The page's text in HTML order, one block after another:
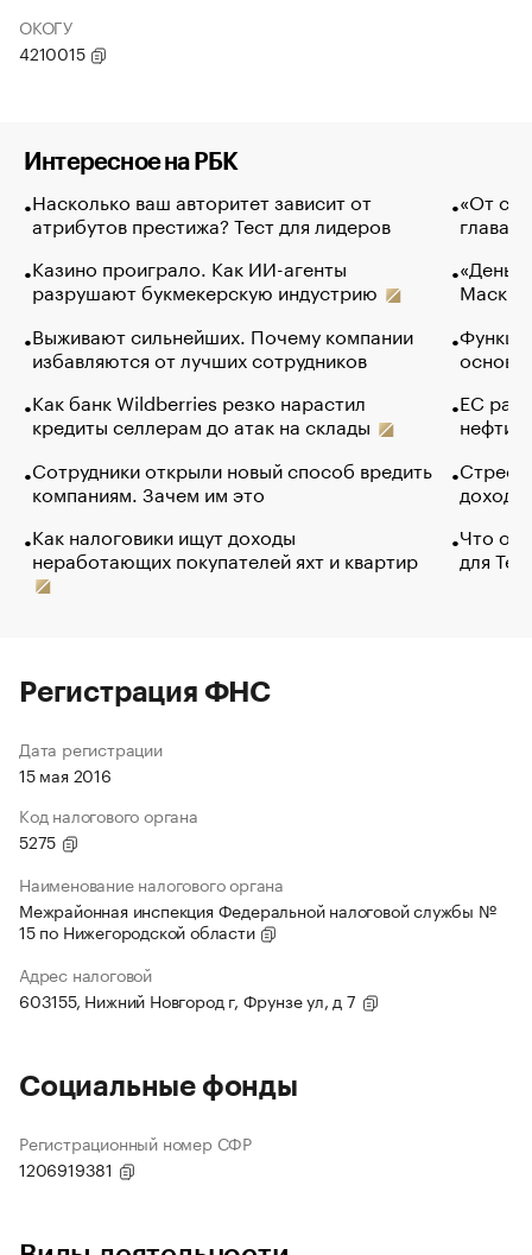
ОКОГУ
4210015
Интересное на РБК
Насколько ваш авторитет зависит от
атрибутов престижа? Тест для лидеров
Казино проиграло. Как ИИ-агенты
разрушают букмекерскую индустрию
Выживают сильнейших. Почему компании
избавляются от лучших сотрудников
Как банк Wildberries резко нарастил
кредиты селлерам до атак на склады
Сотрудники открыли новый способ вредить
компаниям. Зачем им это
Как налоговики ищут доходы
неработающих покупателей яхт и квартир
«От
глава
Маск в
основ
ЕС
нефти
Что
для
Регистрация ФНС
Дата регистрации
15 мая 2016
Код налогового органа
5275
Наименование налогового органа
Межрайонная инспекция Федеральной налоговой службы №
15 по Нижегородской области
Адрес налоговой
603155, Нижний Новгород г, Фрунзе ул, д 7
Социальные фонды
Регистрационный номер СФР
1206919381